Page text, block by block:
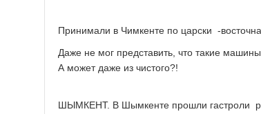
Принимали в Чимкенте по царски -
Даже не мог представить, что такие
А может даже из чистого?!
ШЫМКЕНТ. В Шымкенте прошли гастроли